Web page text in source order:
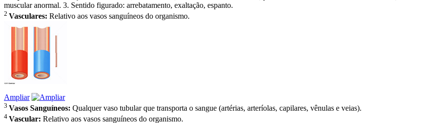
muscular anormal. 3. Sentido figurado: arrebatamento, exaltação, espanto.
2 Vasculares: Relativo aos vasos sanguíneos do organismo.
Ampliar
3 Vasos Sanguíneos: Qualquer vaso tubular que transporta o sangue (artérias, arteríolas, capilares, vênulas e veias).
4 Vascular: Relativo aos vasos sanguíneos do organismo.